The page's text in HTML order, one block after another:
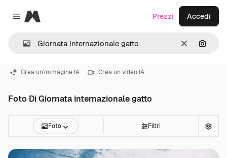
Close menu
Magnific
CancellaCerca
Prezzi Accedi
Crea un'immagine IA Crea un video IA
Foto Di Giornata internazionale gatto
Foto Filtri